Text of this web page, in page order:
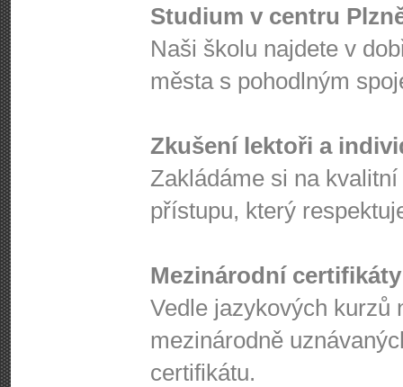
Studium v centru
Naši školu najdete v
města s pohodlným
Zkušení lektoři a
Zakládáme si na
přístupu, který
Mezinárodní certifikáty
Vedle jazykových kurzů
mezinárodně
certifikátu.